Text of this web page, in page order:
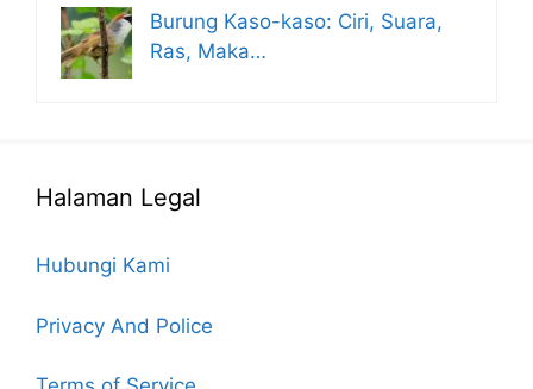
Burung Kaso-kaso: Ciri, Suara,
Ras, Maka…
Halaman Legal
Hubungi Kami
Privacy And Police